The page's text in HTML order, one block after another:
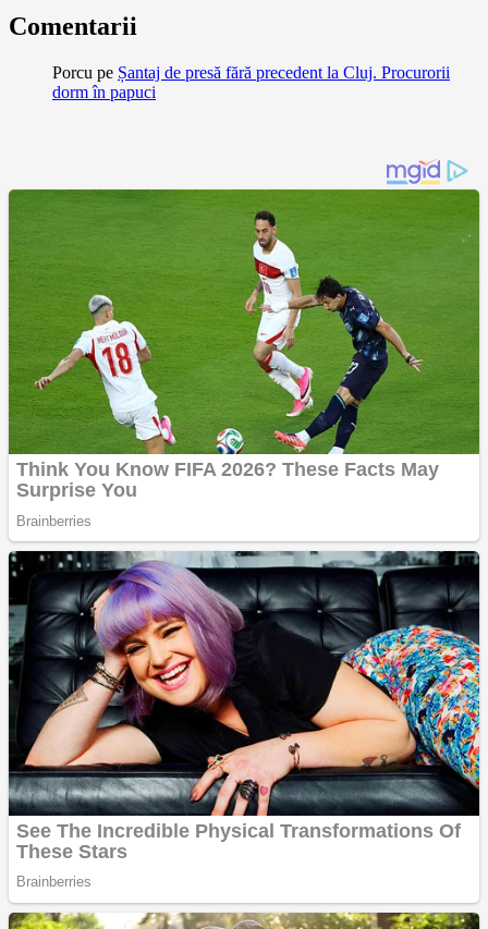
Comentarii
Porcu pe Șantaj de presă fără precedent la Cluj. Procurorii
dorm în papuci